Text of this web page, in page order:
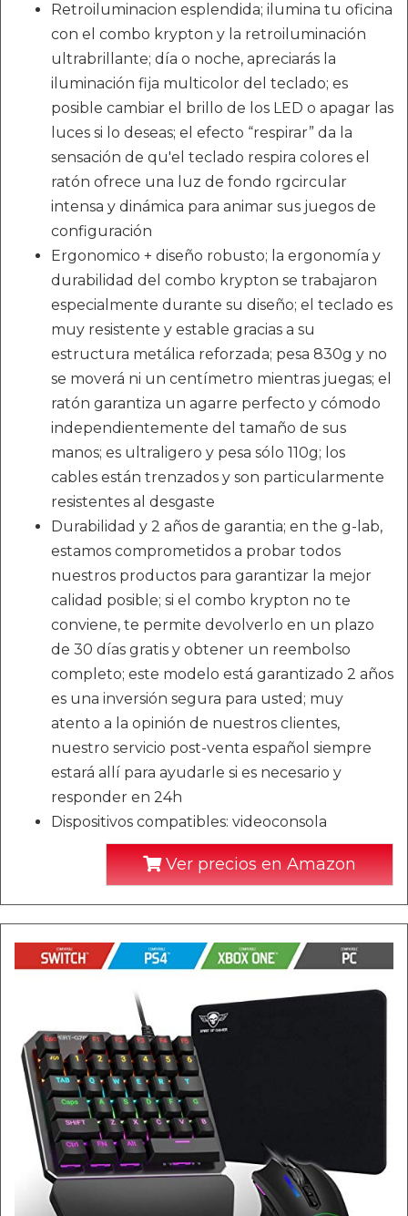
Retroiluminacion esplendida; ilumina tu oficina
con el combo krypton y la retroiluminación
ultrabrillante; día o noche, apreciarás la
iluminación fija multicolor del teclado; es
posible cambiar el brillo de los LED o apagar las
luces si lo deseas; el efecto “respirar” da la
sensación de qu'el teclado respira colores el
ratón ofrece una luz de fondo rgcircular
intensa y dinámica para animar sus juegos de
configuración
Ergonomico + diseño robusto; la ergonomía y
durabilidad del combo krypton se trabajaron
especialmente durante su diseño; el teclado es
muy resistente y estable gracias a su
estructura metálica reforzada; pesa 830g y no
se moverá ni un centímetro mientras juegas; el
ratón garantiza un agarre perfecto y cómodo
independientemente del tamaño de sus
manos; es ultraligero y pesa sólo 110g; los
cables están trenzados y son particularmente
resistentes al desgaste
Durabilidad y 2 años de garantia; en the g-lab,
estamos comprometidos a probar todos
nuestros productos para garantizar la mejor
calidad posible; si el combo krypton no te
conviene, te permite devolverlo en un plazo
de 30 días gratis y obtener un reembolso
completo; este modelo está garantizado 2 años
es una inversión segura para usted; muy
atento a la opinión de nuestros clientes,
nuestro servicio post-venta español siempre
estará allí para ayudarle si es necesario y
responder en 24h
Dispositivos compatibles: videoconsola
Ver precios en Amazon